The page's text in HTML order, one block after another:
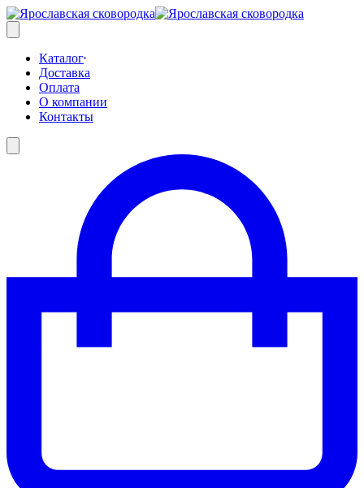
Skip
to
content
Каталог
Доставка
Оплата
О компании
Контакты